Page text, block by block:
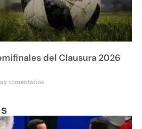
del Clausura 2026
comentarios